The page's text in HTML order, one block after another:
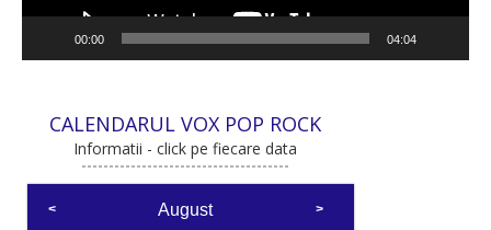
00:00 04:04
CALENDARUL VOX POP ROCK
Informatii - click pe fiecare data
August